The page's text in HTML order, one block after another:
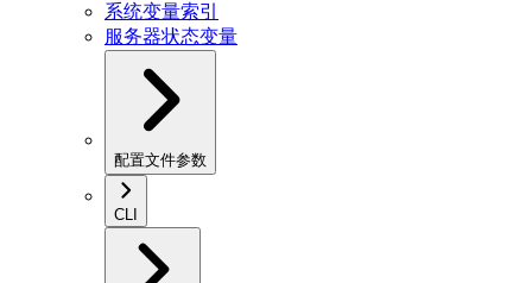
系统变量索引
服务器状态变量
配置文件参数
CLI